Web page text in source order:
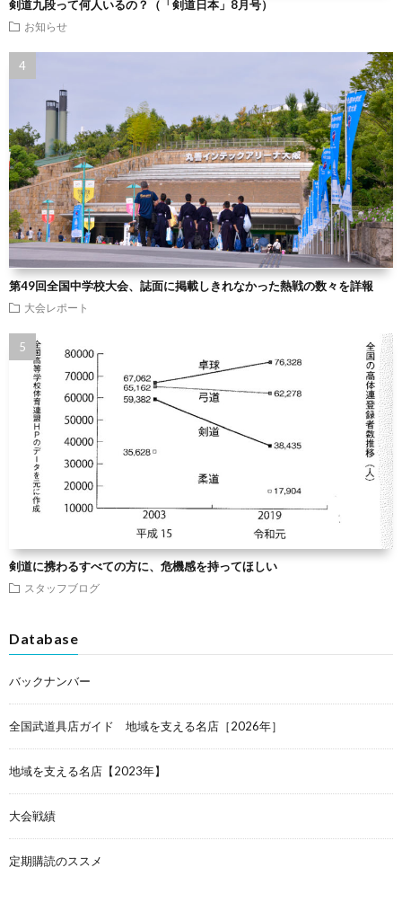
剣道九段って何人いるの？（「剣道日本」8月号）
お知らせ
第49回全国中学校大会、誌面に掲載しきれなかった熱戦の数々を詳報
大会レポート
剣道に携わるすべての方に、危機感を持ってほしい
スタッフブログ
Database
バックナンバー
全国武道具店ガイド 地域を支える名店［2026年］
地域を支える名店【2023年】
大会戦績
定期購読のススメ